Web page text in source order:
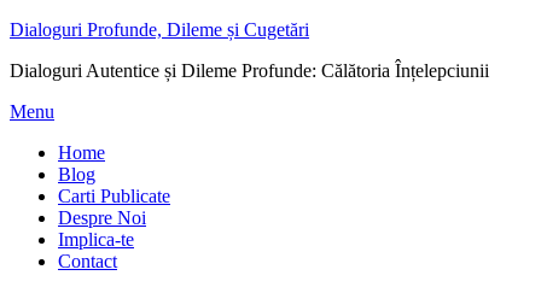
Dialoguri Profunde, Dileme și Cugetări
Dialoguri Autentice și Dileme Profunde: Călătoria Înțelepciunii
Menu
Home
Blog
Carti Publicate
Despre Noi
Implica-te
Contact